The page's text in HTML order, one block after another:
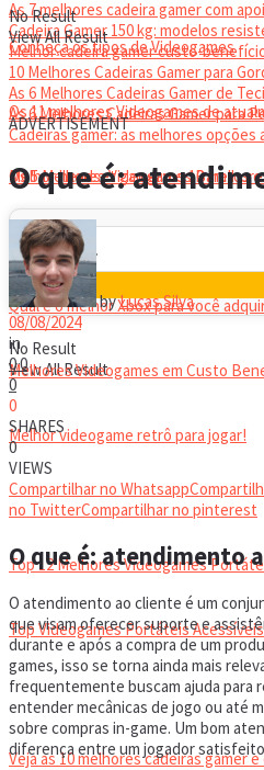
As 7 melhores cadeira gamer com
Cadeira Gamer 150 kg: modelos
Melhor cadeira gamer custo-
10 Melhores Cadeiras Gamer para
As 6 Melhores Cadeiras Gamer de
As 6 Melhores Cadeiras Gamer para
Cadeiras gamer: as melhores opções
Melhor headset gamer: os 10
No Result
View All Result
Conheça os tipos de Videogames
Os 11 melhores Videogames de
Os 5 Melhores Videogames Baratos
Reais
Qual é o melhor Xbox para você
Melhores Videogames em Custo
Melhor videogame retrô para jogar!
VIDEOGAMES PORTÁTEIS
Top 12 Melhores Videogames
Top Videogames Portáteis
CADEIRA GAMER
Veja as 10 melhores cadeiras gamer
No Result
View All Result
ADVERTISEMENT
O que é:
byLucas Silva
08/08/2024
in
00
0
0
SHARES
0
VIEWS
Compartilhar no Whatsapp
no TwitterCompartilhar no pinterest
O que é: atendimento
O atendimento ao cliente é um
que visam oferecer suporte e
durante e após a compra de um
games, isso se torna ainda mais
frequentemente buscam ajuda para
entender mecânicas de jogo ou até
sobre compras in-game. Um bom
diferença entre um jogador